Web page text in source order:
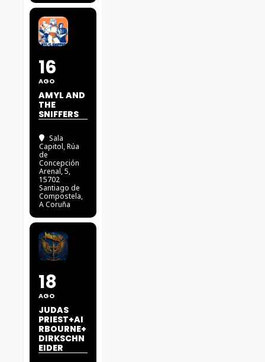
16
AGO
AMYL AND
THE
SNIFFERS
Sala
Capitol, Rúa
de
Concepción
Arenal, 5,
15702
Santiago de
Compostela,
A Coruña
18
AGO
JUDAS
PRIEST+AI
RBOURNE+
DIRKSCHN
EIDER